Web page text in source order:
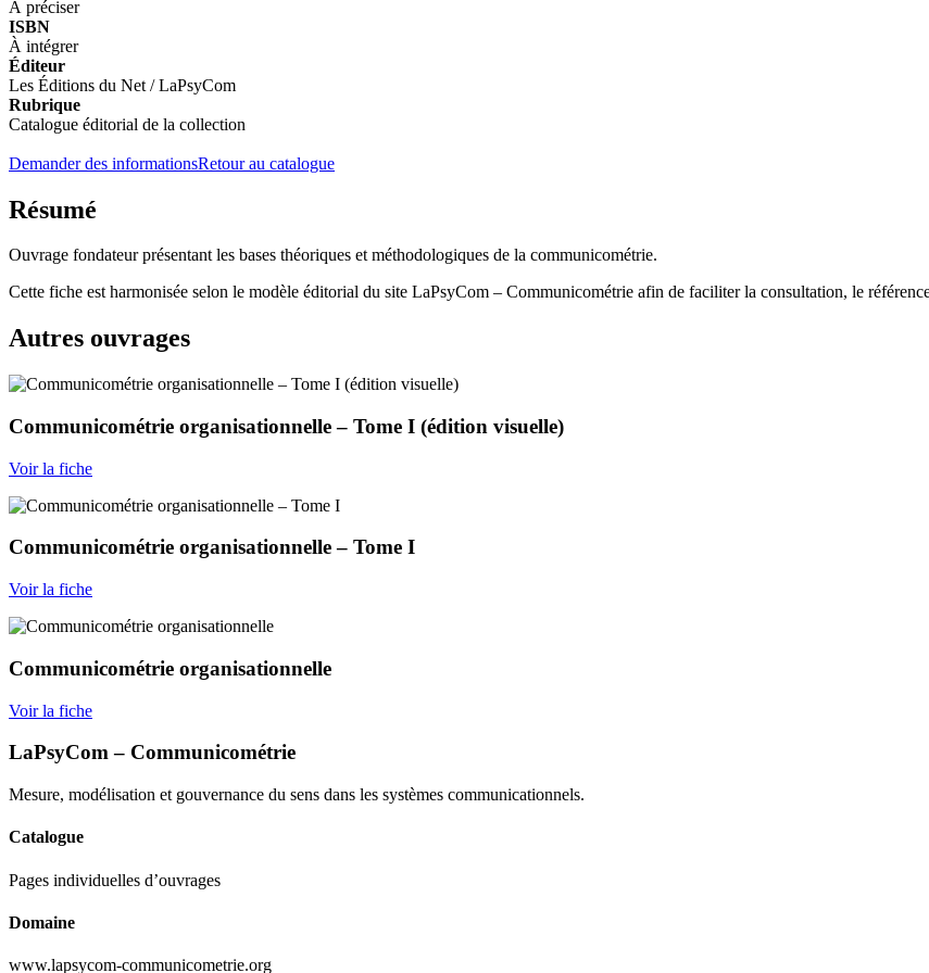
À préciser
ISBN
À intégrer
Éditeur
Les Éditions du Net / LaPsyCom
Rubrique
Catalogue éditorial de la collection
Demander des informationsRetour au catalogue
Résumé
Ouvrage fondateur présentant les bases théoriques et méthodologiques de la communicométrie.
Cette fiche est harmonisée selon le modèle éditorial du site LaPsyCom – Communicométrie afin de faciliter la consultation, le
Autres ouvrages
Communicométrie organisationnelle – Tome I (édition visuelle)
Voir la fiche
Communicométrie organisationnelle – Tome I
Voir la fiche
Communicométrie organisationnelle
Voir la fiche
LaPsyCom – Communicométrie
Mesure, modélisation et gouvernance du sens dans les systèmes communicationnels.
Catalogue
Pages individuelles d’ouvrages
Domaine
www.lapsycom-communicometrie.org